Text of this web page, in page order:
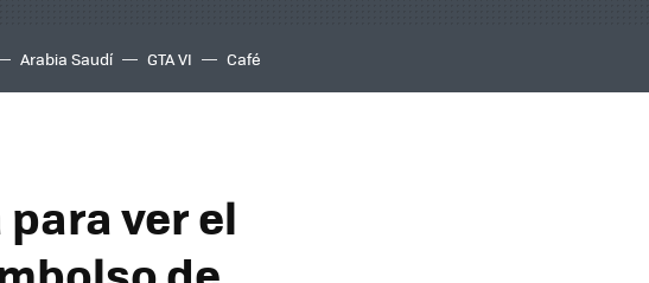
Arabia Saudí GTA VI Café
ver el